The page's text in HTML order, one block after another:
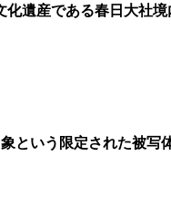
遺産である春日大社
という限定された被